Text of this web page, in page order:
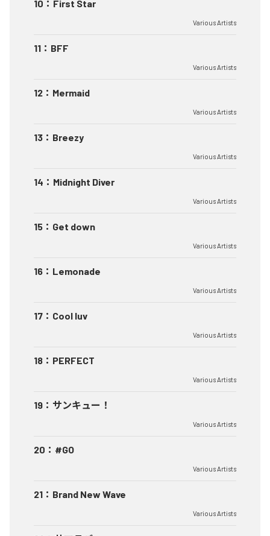
10 ： First Star
Various Artists
11 ： BFF
Various Artists
12 ： Mermaid
Various Artists
13 ： Breezy
Various Artists
14 ： Midnight Diver
Various Artists
15 ： Get down
Various Artists
16 ： Lemonade
Various Artists
17 ： Cool luv
Various Artists
18 ： PERFECT
Various Artists
19 ： サンキュー！
Various Artists
20 ： #GO
Various Artists
21 ： Brand New Wave
Various Artists